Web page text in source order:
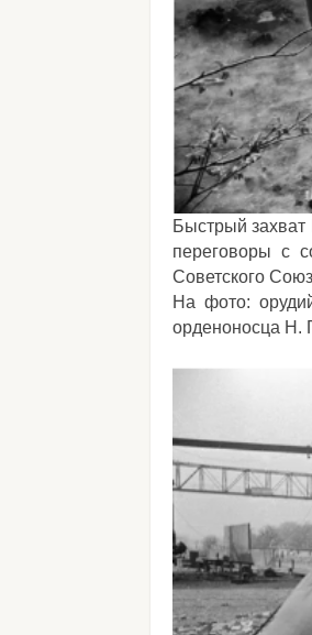
Быстрый захват
переговоры с
Советского
На фото:
орденоносца Н.